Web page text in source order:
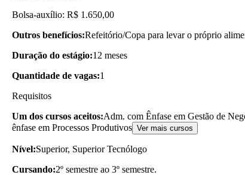
Bolsa-auxílio: R$ 1.650,00
Outros benefícios:Refeitório/Copa para levar o próprio
Duração do estágio:12 meses
Quantidade de vagas:1
Requisitos
Um dos cursos aceitos:Adm. com Ênfase em Gestão de
ênfase em Processos Produtivos Ver mais cursos
Nível:Superior, Superior Tecnólogo
Cursando:2º semestre ao 3º semestre.